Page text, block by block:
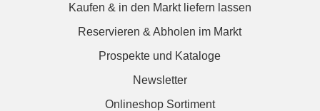
Kaufen & in den Markt liefern lassen
Reservieren & Abholen im Markt
Prospekte und Kataloge
Newsletter
Onlineshop Sortiment